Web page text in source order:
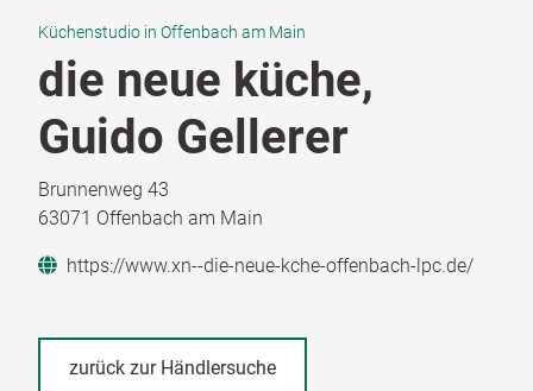
Küchenstudio in Offenbach am Main
die neue küche,
Guido Gellerer
Brunnenweg 43
63071 Offenbach am Main
https://www.xn--die-neue-kche-offenbach-lpc.de/
zurück zur Händlersuche